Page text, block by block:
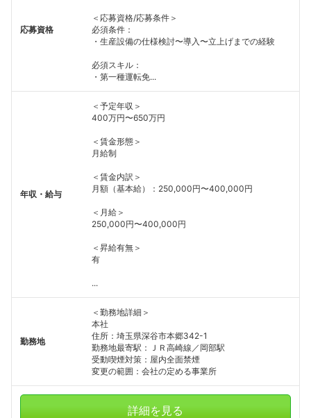
応募資格
＜応募資格/応募条件＞
必須条件：
・生産設備の仕様検討〜導入〜立上げまでの経験
必須スキル：
・第一種運転免...
年収・給与
＜予定年収＞
400万円〜650万円
＜賃金形態＞
月給制
＜賃金内訳＞
月額（基本給）：250,000円〜400,000円
＜月給＞
250,000円〜400,000円
＜昇給有無＞
有
...
勤務地
＜勤務地詳細＞
本社
住所：埼玉県深谷市本郷342-1
勤務地最寄駅：ＪＲ高崎線／岡部駅
受動喫煙対策：屋内全面禁煙
変更の範囲：会社の定める事業所
詳細を見る